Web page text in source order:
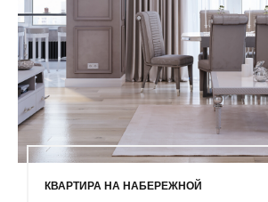
КВАРТИРА НА НАБЕРЕЖНОЙ